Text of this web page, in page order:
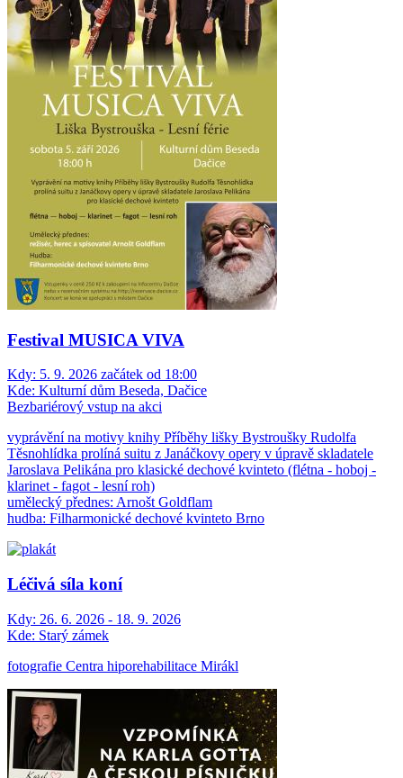
Festival MUSICA VIVA
Kdy: 5. 9. 2026 začátek od 18:00
Kde: Kulturní dům Beseda, Dačice
Bezbariérový vstup na akci
vyprávění na motivy knihy Příběhy lišky Bystroušky Rudolfa
Těsnohlídka prolíná suitu z Janáčkovy opery v úpravě skladatele
Jaroslava Pelikána pro klasické dechové kvinteto (flétna - hoboj -
klarinet - fagot - lesní roh)
umělecký přednes: Arnošt Goldflam
hudba: Filharmonické dechové kvinteto Brno
Léčivá síla koní
Kdy: 26. 6. 2026 - 18. 9. 2026
Kde: Starý zámek
fotografie Centra hiporehabilitace Mirákl